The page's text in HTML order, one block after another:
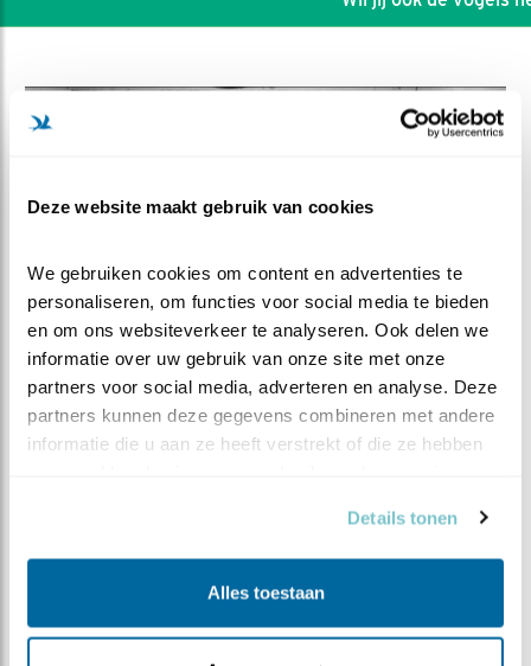
Deze website maakt gebruik van cookies
We gebruiken cookies om content en advertenties te
personaliseren, om functies voor social media te bieden
en om ons websiteverkeer te analyseren. Ook delen we
informatie over uw gebruik van onze site met onze
partners voor social media, adverteren en analyse. Deze
partners kunnen deze gegevens combineren met andere
informatie die u aan ze heeft verstrekt of die ze hebben
Details tonen
Alles toestaan
DEEL DIT FILMPJE
Geert | Geplaatst op 28 april 2023, 7:00 |
Vind ik
leuk| Bewaar dit filmpje|
359x
Vrouw steenuil krijgt de eerste twee meikevers van het
seizoen aangeboden. Later dan nornaal door het koude